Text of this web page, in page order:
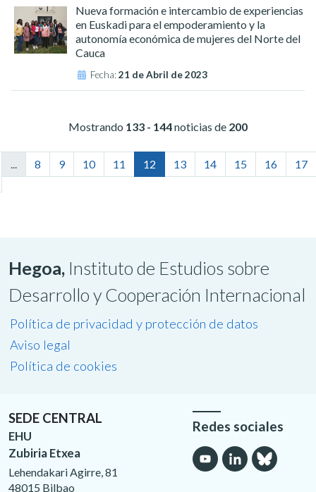
Nueva formación e intercambio de experiencias
en Euskadi para el empoderamiento y la
autonomía económica de mujeres del Norte del
Cauca
Fecha:21 de Abril de 2023
Mostrando 133 - 144noticias de 200
8 9 10 11 12 13 14 15 16 17
Hegoa, Instituto de Estudios sobre
Desarrollo y Cooperación Internacional
Política de privacidad y protección de datos
Aviso legal
Política de cookies
SEDE CENTRAL
EHU
Zubiria Etxea
Lehendakari Agirre, 81
48015 Bilbao
Redes sociales